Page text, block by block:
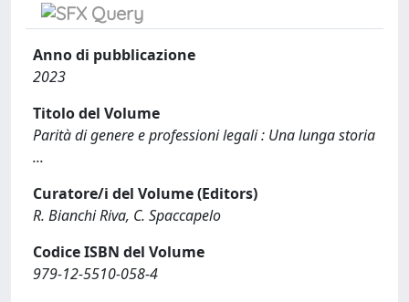
Anno di pubblicazione
2023
Titolo del Volume
Parità di genere e professioni legali : Una lunga storia
...
Curatore/i del Volume (Editors)
R. Bianchi Riva, C. Spaccapelo
Codice ISBN del Volume
979-12-5510-058-4